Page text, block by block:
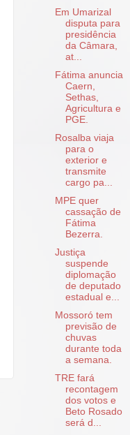
Em Umarizal
disputa para
presidência
da Câmara,
at...
Fátima anuncia
Caern,
Sethas,
Agricultura e
PGE.
Rosalba viaja
para o
exterior e
transmite
cargo pa...
MPE quer
cassação de
Fátima
Bezerra.
Justiça
suspende
diplomação
de deputado
estadual e...
Mossoró tem
previsão de
chuvas
durante toda
a semana.
TRE fará
recontagem
dos votos e
Beto Rosado
será d...